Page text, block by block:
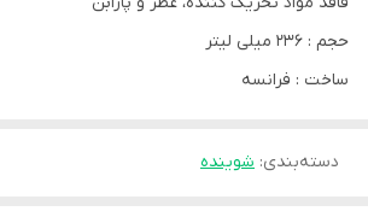
حجم : 236 میلی لیتر
ساخت : فرانسه
دسته‌بندی: شوینده